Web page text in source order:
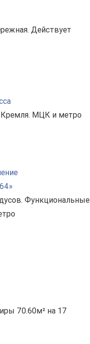
Действует
МЦК и метро
Функциональные